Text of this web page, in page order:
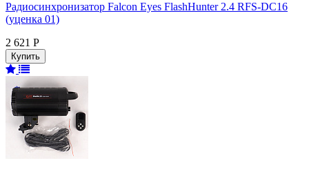
Радиосинхронизатор Falcon Eyes FlashHunter 2.4 RFS-DC16
(уценка 01)
2 621 Р